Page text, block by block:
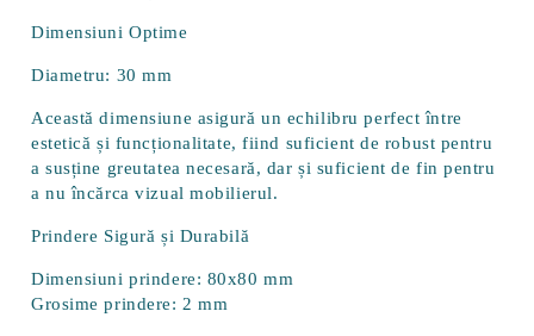
Dimensiuni Optime
Diametru: 30 mm
Această dimensiune asigură un echilibru perfect între
estetică și funcționalitate, fiind suficient de robust pentru
a susține greutatea necesară, dar și suficient de fin pentru
a nu încărca vizual mobilierul.
Prindere Sigură și Durabilă
Dimensiuni prindere: 80x80 mm
Grosime prindere: 2 mm